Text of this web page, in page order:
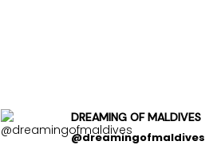
DREAMING OF MALDIVES
@dreamingofmaldives